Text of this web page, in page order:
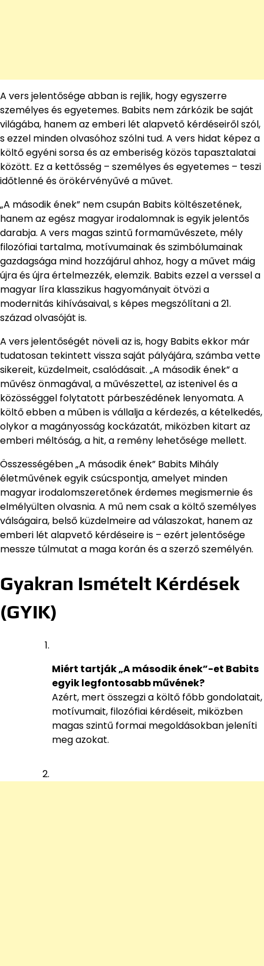
A vers jelentősége abban is rejlik, hogy egyszerre
személyes és egyetemes. Babits nem zárkózik be saját
világába, hanem az emberi lét alapvető kérdéseiről szól,
s ezzel minden olvasóhoz szólni tud. A vers hidat képez a
költő egyéni sorsa és az emberiség közös tapasztalatai
között. Ez a kettősség – személyes és egyetemes – teszi
időtlenné és örökérvényűvé a művet.
„A második ének” nem csupán Babits költészetének,
hanem az egész magyar irodalomnak is egyik jelentős
darabja. A vers magas szintű formaművészete, mély
filozófiai tartalma, motívumainak és szimbólumainak
gazdagsága mind hozzájárul ahhoz, hogy a művet máig
újra és újra értelmezzék, elemzik. Babits ezzel a verssel a
magyar líra klasszikus hagyományait ötvözi a
modernitás kihívásaival, s képes megszólítani a 21.
század olvasóját is.
A vers jelentőségét növeli az is, hogy Babits ekkor már
tudatosan tekintett vissza saját pályájára, számba vette
sikereit, küzdelmeit, csalódásait. „A második ének” a
művész önmagával, a művészettel, az istenivel és a
közösséggel folytatott párbeszédének lenyomata. A
költő ebben a műben is vállalja a kérdezés, a kételkedés,
olykor a magányosság kockázatát, miközben kitart az
emberi méltóság, a hit, a remény lehetősége mellett.
Összességében „A második ének” Babits Mihály
életművének egyik csúcspontja, amelyet minden
magyar irodalomszeretőnek érdemes megismernie és
elmélyülten olvasnia. A mű nem csak a költő személyes
válságaira, belső küzdelmeire ad válaszokat, hanem az
emberi lét alapvető kérdéseire is – ezért jelentősége
messze túlmutat a maga korán és a szerző személyén.
Gyakran Ismételt Kérdések
(GYIK)
Miért tartják „A második ének”-et Babits
egyik legfontosabb művének?
Azért, mert összegzi a költő főbb gondolatait,
motívumait, filozófiai kérdéseit, miközben
magas szintű formai megoldásokban jeleníti
meg azokat.